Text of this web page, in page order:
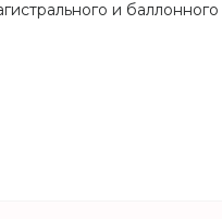
и баллонного